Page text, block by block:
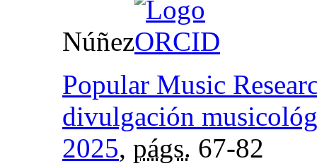
Núñez
Popular Music
divulgación
2025, págs. 67-82